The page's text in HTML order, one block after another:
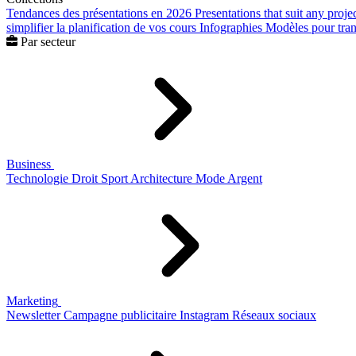
Tendances des présentations en 2026 Presentations that suit any
simplifier la planification de vos cours Infographies Modèles pour
Par secteur
Business
Technologie Droit Sport Architecture Mode Argent
Marketing
Newsletter Campagne publicitaire Instagram Réseaux sociaux